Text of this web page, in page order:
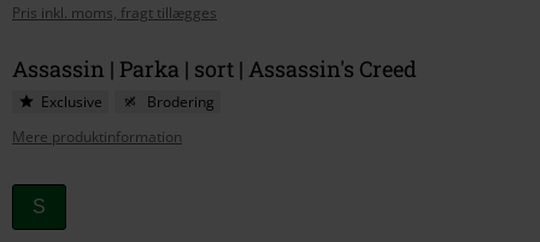
Pris inkl. moms, fragt tillægges
Assassin | Parka | sort | Assassin's Creed
Exclusive
Brodering
Mere produktinformation
Vælg
din
S